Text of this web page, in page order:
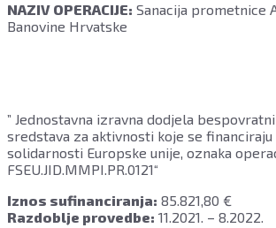
NAZIV OPERACIJE: Sanacija prometnice
Banovine Hrvatske
” Jednostavna izravna dodjela
sredstava za aktivnosti koje se financiraju
solidarnosti Europske unije, oznaka
FSEU.JID.MMPI.PR.0121“
Iznos sufinanciranja: 85.821,80 €
Razdoblje provedbe: 11.2021. – 8.2022.